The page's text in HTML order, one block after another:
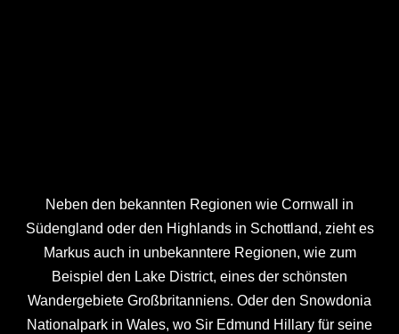
Neben den bekannten Regionen wie Cornwall in
Südengland oder den Highlands in Schottland, zieht es
Markus auch in unbekanntere Regionen, wie zum
Beispiel den Lake District, eines der schönsten
Wandergebiete Großbritanniens. Oder den Snowdonia
Nationalpark in Wales, wo Sir Edmund Hillary für seine